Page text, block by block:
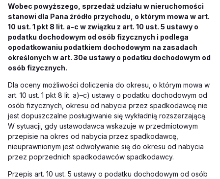
Wobec powyższego, sprzedaż udziału w nieruchomości
stanowi dla Pana źródło przychodu, o którym mowa w art.
10 ust. 1 pkt 8 lit. a-c w związku z art. 10 ust. 5 ustawy o
podatku dochodowym od osób fizycznych i podlega
opodatkowaniu podatkiem dochodowym na zasadach
określonych w art. 30e ustawy o podatku dochodowym od
osób fizycznych.
Dla oceny możliwości doliczenia do okresu, o którym mowa w
art. 10 ust. 1 pkt 8 lit. a)–c) ustawy o podatku dochodowym od
osób fizycznych, okresu od nabycia przez spadkodawcę nie
jest dopuszczalne posługiwanie się wykładnią rozszerzającą.
W sytuacji, gdy ustawodawca wskazuje w przedmiotowym
przepisie na okres od nabycia przez spadkodawcę,
nieuprawnionym jest odwoływanie się do okresu od nabycia
przez poprzednich spadkodawców spadkodawcy.
Przepis art. 10 ust. 5 ustawy o podatku dochodowym od osób